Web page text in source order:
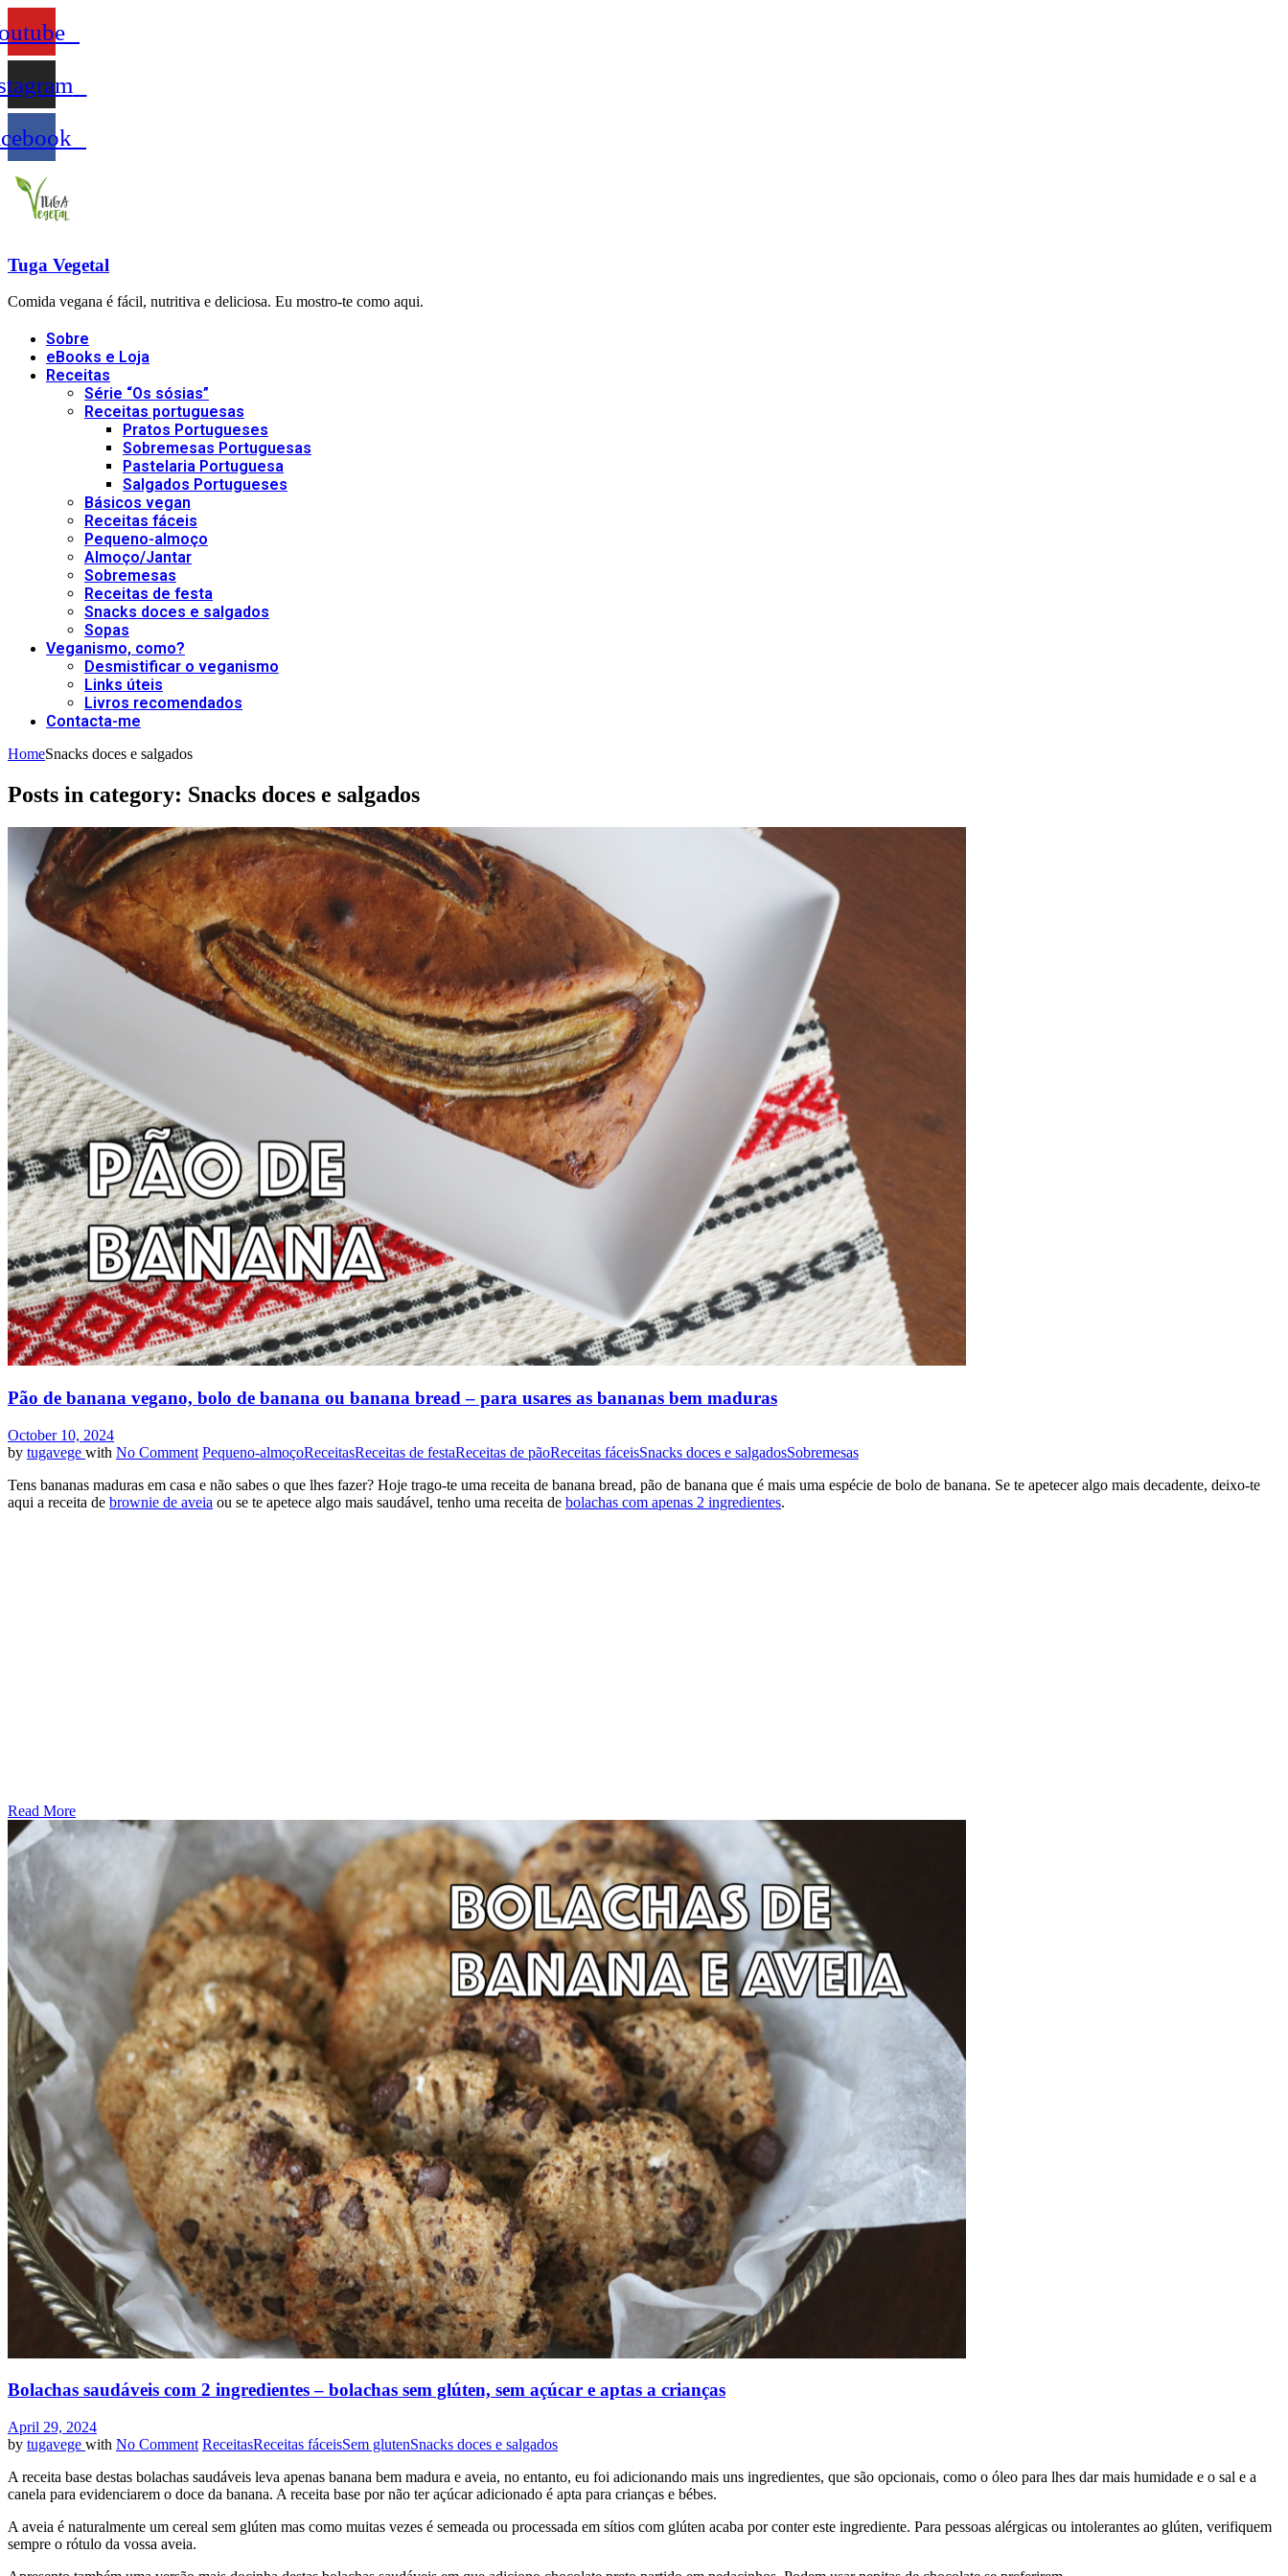
Tuga Vegetal
Comida vegana é fácil, nutritiva e deliciosa. Eu mostro-te como aqui.
Sobre
eBooks e Loja
Receitas
Série “Os sósias”
Receitas portuguesas
Pratos Portugueses
Sobremesas Portuguesas
Pastelaria Portuguesa
Salgados Portugueses
Básicos vegan
Receitas fáceis
Pequeno-almoço
Almoço/Jantar
Sobremesas
Receitas de festa
Snacks doces e salgados
Sopas
Veganismo, como?
Desmistificar o veganismo
Links úteis
Livros recomendados
Contacta-me
HomeSnacks doces e salgados
Posts in category: Snacks doces e salgados
Pão de banana vegano, bolo de banana ou banana bread – para usares as bananas bem maduras
October 10, 2024
by tugavege with No Comment Pequeno-almoçoReceitasReceitas de festaReceitas de pãoReceitas fáceisSnacks doces e salgadosSobremesas
Tens bananas maduras em casa e não sabes o que lhes fazer? Hoje trago-te uma receita de banana bread, pão de banana que é mais uma espécie de bolo de banana. Se te apetecer algo mais decadente, deixo-te
aqui a receita de brownie de aveia ou se te apetece algo mais saudável, tenho uma receita de bolachas com apenas 2 ingredientes.
Read More
Bolachas saudáveis com 2 ingredientes – bolachas sem glúten, sem açúcar e aptas a crianças
April 29, 2024
by tugavege with No Comment ReceitasReceitas fáceisSem glutenSnacks doces e salgados
A receita base destas bolachas saudáveis leva apenas banana bem madura e aveia, no entanto, eu foi adicionando mais uns ingredientes, que são opcionais, como o óleo para lhes dar mais humidade e o sal e a
canela para evidenciarem o doce da banana. A receita base por não ter açúcar adicionado é apta para crianças e bébes.
A aveia é naturalmente um cereal sem glúten mas como muitas vezes é semeada ou processada em sítios com glúten acaba por conter este ingrediente. Para pessoas alérgicas ou intolerantes ao glúten, verifiquem
sempre o rótulo da vossa aveia.